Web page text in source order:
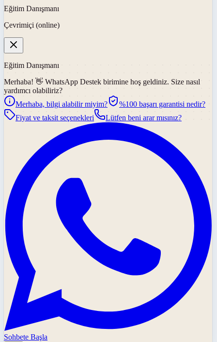
Eğitim Danışmanı
Çevrimiçi (online)
Eğitim Danışmanı
Merhaba! 👋 WhatsApp Destek birimine hoş geldiniz. Size nasıl
yardımcı olabiliriz?
Merhaba, bilgi alabilir miyim?
%100 başarı garantisi nedir?
Fiyat ve taksit seçenekleri
Lütfen beni arar mısınız?
Sohbete Başla